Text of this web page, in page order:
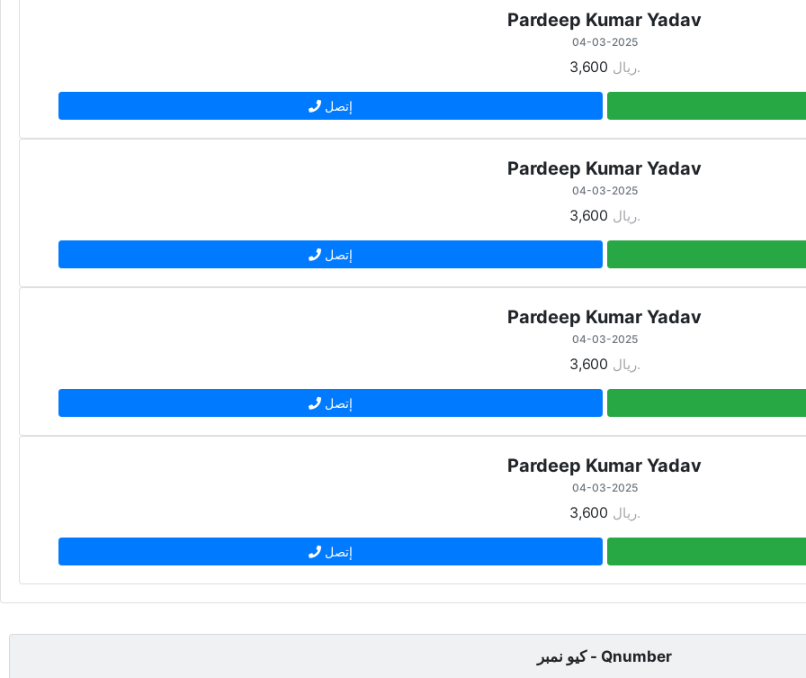
Pardeep Kumar Yadav
04-03-2025
3,600 ريال.
إتصل
Pardeep Kumar Yadav
04-03-2025
3,600 ريال.
إتصل
Pardeep Kumar Yadav
04-03-2025
3,600 ريال.
إتصل
Pardeep Kumar Yadav
04-03-2025
3,600 ريال.
إتصل
كيو نمبر - Qnumber